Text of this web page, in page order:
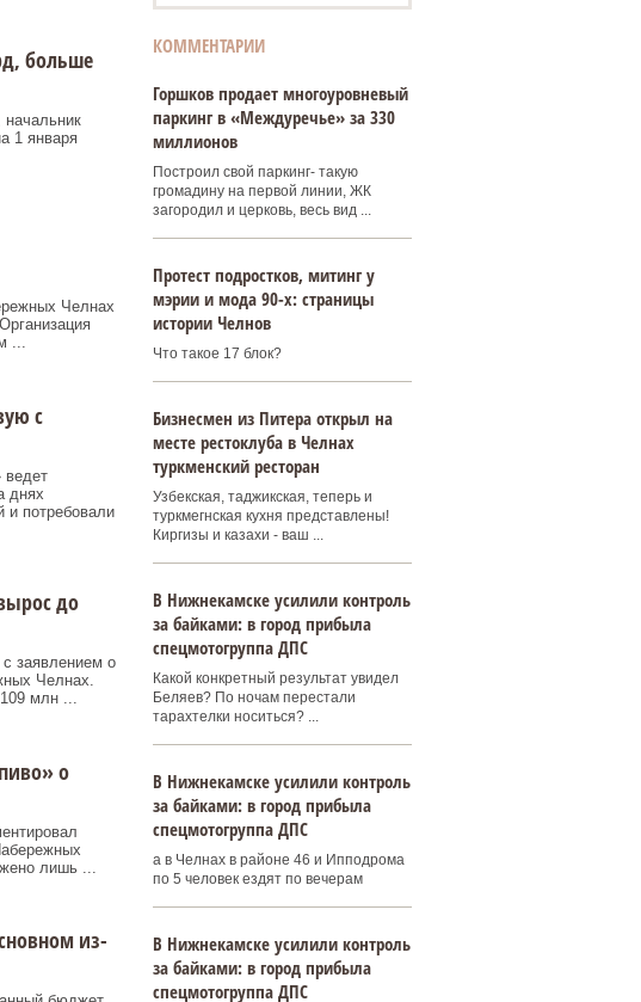
больше
начальник
1 января
Челнах
...
с
ведет
днях
и потребовали
до
заявлением о
Челнах.
млн ...
о
лишь ...
из-
КОММЕНТАРИИ
Горшков продает многоуровневый
паркинг в «Междуречье» за 330
миллионов
Построил свой паркинг- такую
громадину на первой линии, ЖК
загородил и церковь, весь вид ...
Протест подростков, митинг у
мэрии и мода 90-х: страницы
истории Челнов
Что такое 17 блок?
Бизнесмен из Питера открыл на
месте рестоклуба в Челнах
туркменский ресторан
Узбекская, таджикская, теперь и
туркмегнская кухня представлены!
Киргизы и казахи - ваш ...
В Нижнекамске усилили контроль
за байками: в город прибыла
спецмотогруппа ДПС
Какой конкретный результат увидел
Беляев? По ночам перестали
тарахтелки носиться? ...
В Нижнекамске усилили контроль
за байками: в город прибыла
спецмотогруппа ДПС
а в Челнах в районе 46 и Ипподрома
по 5 человек ездят по вечерам
В Нижнекамске усилили контроль
за байками: в город прибыла
спецмотогруппа ДПС